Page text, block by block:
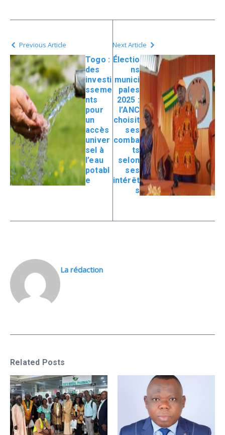
Previous Article
Togo :
des
investi
sseme
nts
pour
un
accès
univer
sel à
l’eau
potabl
e
Next Article
Électio
ns
munici
pales
2025 :
l’ANC
choisit
ses
comba
ts
selon
ses
intérêt
s
La rédaction
Related Posts